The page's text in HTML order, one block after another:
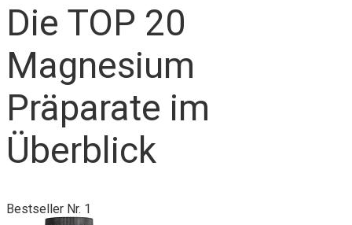
Die TOP 20
Magnesium
Präparate im
Überblick
Bestseller Nr. 1